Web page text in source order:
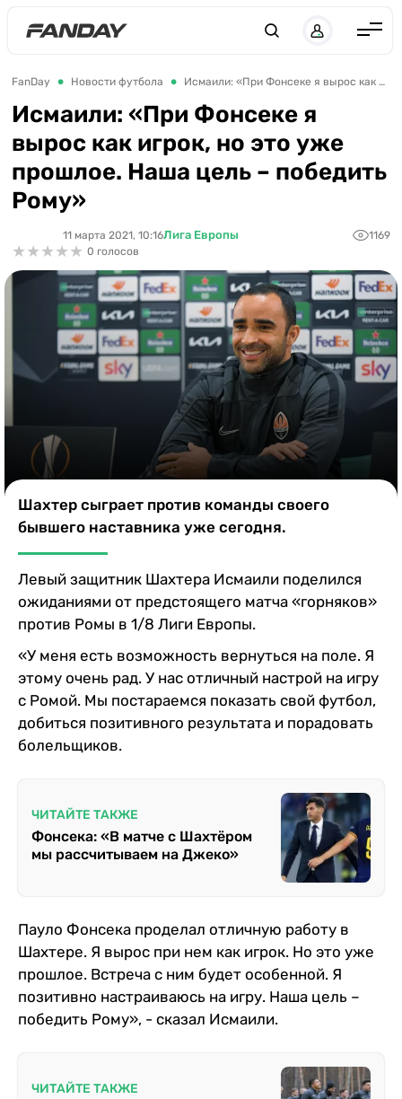
Англия
Испания
Германия
Италия
Франция
Украина
ЛЧ
ЧЕ-2028
Букмекеры
FanDay Новости футбола Исмаили: «При Фонсеке я вырос как игрок, но это уже прошлое. Наша цель – победить Рому»
Исмаили: «При Фонсеке я
вырос как игрок, но это уже
прошлое. Наша цель – победить
Рому»
Лига Европы
11 марта 2021, 10:16 1169
★★★★★
★★★★★ 0 голосов
Шахтер сыграет против команды своего
бывшего наставника уже сегодня.
Левый защитник Шахтера Исмаили поделился
ожиданиями от предстоящего матча «горняков»
против Ромы в 1/8 Лиги Европы.
«У меня есть возможность вернуться на поле. Я
этому очень рад. У нас отличный настрой на игру
с Ромой. Мы постараемся показать свой футбол,
добиться позитивного результата и порадовать
болельщиков.
ЧИТАЙТЕ ТАКЖЕ
Фонсека: «В матче с Шахтёром
мы рассчитываем на Джеко»
Пауло Фонсека проделал отличную работу в
Шахтере. Я вырос при нем как игрок. Но это уже
прошлое. Встреча с ним будет особенной. Я
позитивно настраиваюсь на игру. Наша цель –
победить Рому», - сказал Исмаили.
ЧИТАЙТЕ ТАКЖЕ